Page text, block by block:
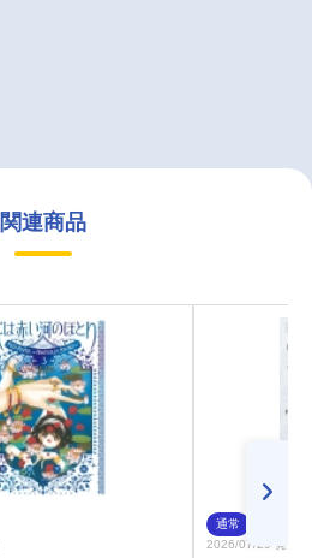
関連商品
通常
2026/07/29 発売